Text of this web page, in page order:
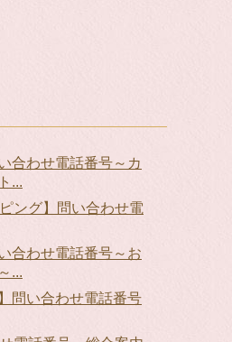
合わせ電話番号～カ
...
ング】問い合わせ電
合わせ電話番号～お
...
問い合わせ電話番号